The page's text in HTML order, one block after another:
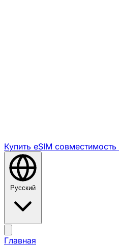
Купить eSIM совместимость
Русский
Главная